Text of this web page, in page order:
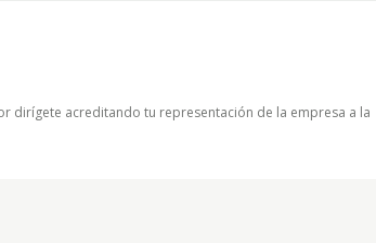
dirígete acreditando tu representación de la empresa a la